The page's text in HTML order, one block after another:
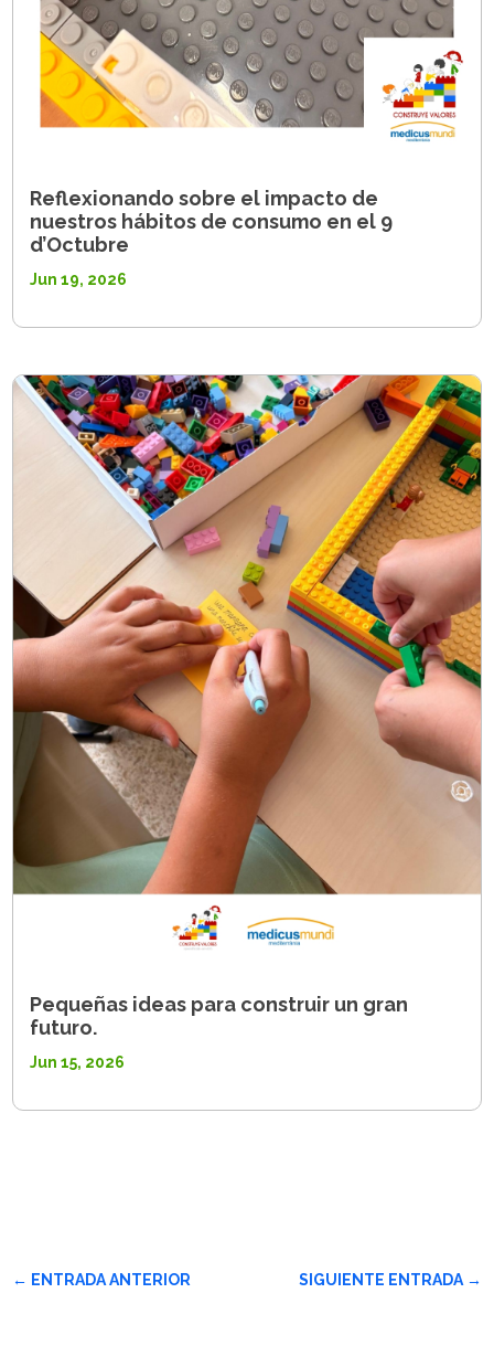
Reflexionando sobre el impacto de
nuestros hábitos de consumo en el 9
d’Octubre
Jun 19, 2026
Pequeñas ideas para construir un gran
futuro.
Jun 15, 2026
← ENTRADA ANTERIOR SIGUIENTE ENTRADA→